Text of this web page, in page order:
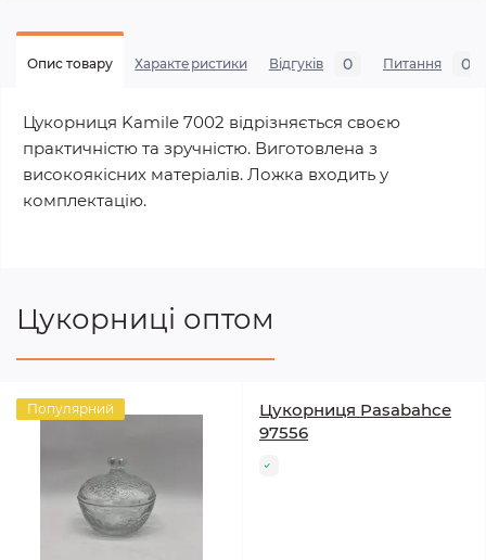
Опис товару Характеристики Відгуків 0 Питання 0
Цукорниця Kamile 7002 ​​відрізняється своєю
практичністю та зручністю. Виготовлена з
високоякісних матеріалів. Ложка входить у
комплектацію.
Цукорниці оптом
Популярний
Цукорниця Pasabahce
97556